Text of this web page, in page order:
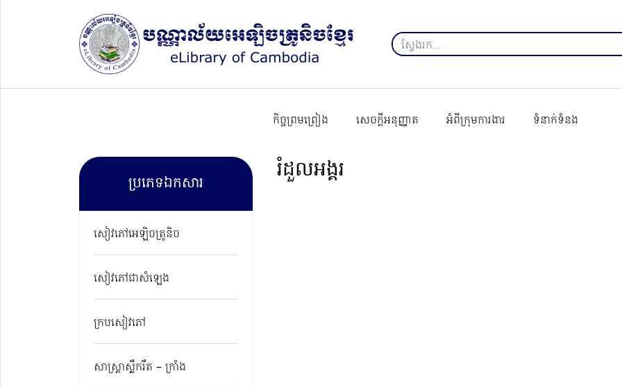
កិច្ចព្រមព្រៀង សេចក្ដីអនុញ្ញាត អំពីក្រុមការងារ ទំនាក់ទំនង
ប្រភេទឯកសារ
សៀវភៅអេឡិចត្រូនិច
សៀវភៅជាសំឡេង
ក្របសៀវភៅ
សាស្ត្រាស្លឹករឹត – ក្រាំង
រំដួលអង្គរ